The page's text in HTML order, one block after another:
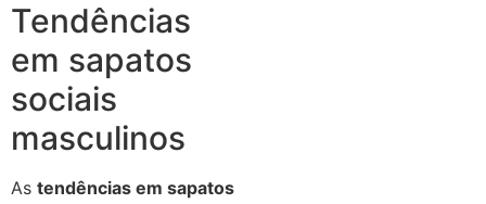
Tendências
em sapatos
sociais
masculinos
As tendências em sapatos